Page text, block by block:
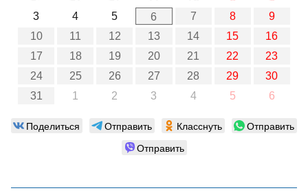
3
4 5 6 7 8
9
10
11 12 13 14 15
16
17
18 19 20 21 22
23
24
25 26 27 28 29
30
31
1 2 3 4 5 6
Поделиться Отправить Класснуть
Отправить
Отправить